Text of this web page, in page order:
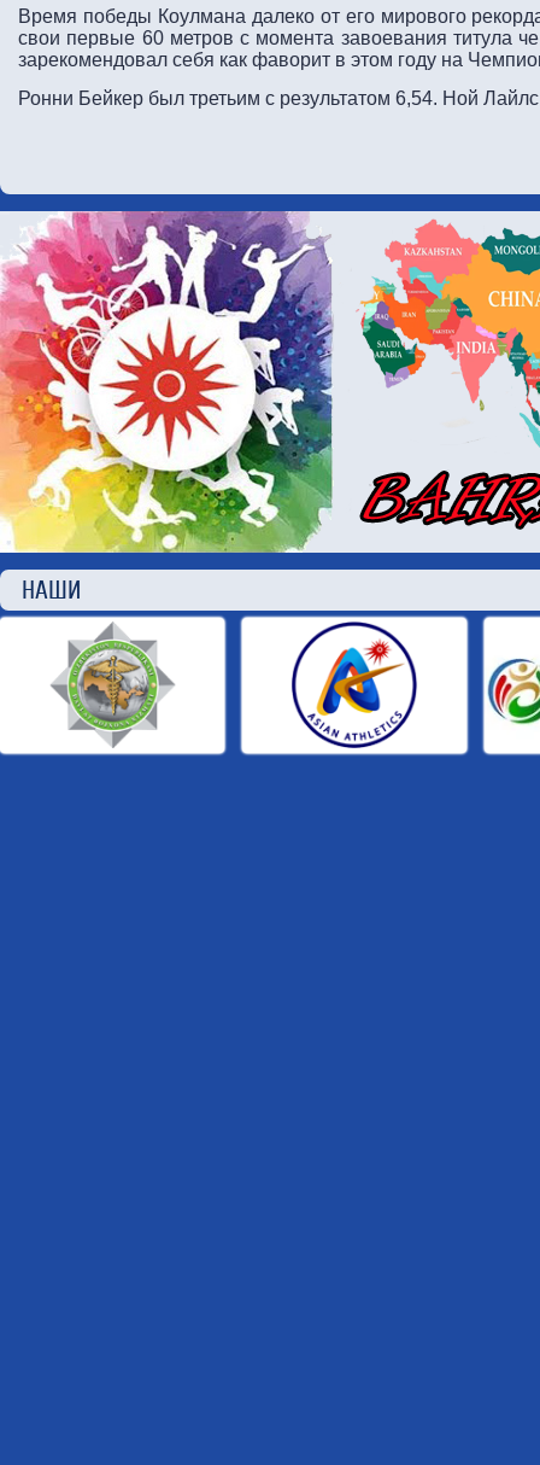
Время победы Коулмана далеко от его мирового
свои первые 60 метров с момента завоевания титула
зарекомендовал себя как фаворит в этом году на
Ронни Бейкер был третьим с результатом 6,54. Ной
НАШИ